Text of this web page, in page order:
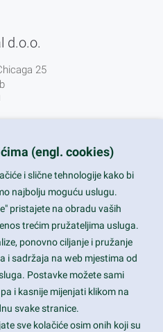
d.o.o.
25
petak 8-16h
besplatni telefon:
85 66
EUR = 7,53450 kn
(engl. cookies)
i slične tehnologije kako bi
najbolju moguću uslugu.
pristajete na obradu vaših
trećim pružateljima usluga.
ponovno ciljanje i pružanje
i sadržaja na web mjestima od
Postavke možete sami
i kasnije mijenjati klikom na
svake stranice.
sve kolačiće osim onih koji su